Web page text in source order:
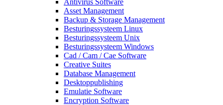
Asset Management
Backup & Storage Management
Besturingssysteem Linux
Besturingssysteem Unix
Besturingssysteem Windows
Cad / Cam / Cae Software
Creative Suites
Database Management
Desktoppublishing
Emulatie Software
Encryption Software